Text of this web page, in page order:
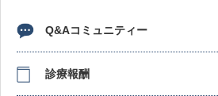
Q&Aコミュニティー
診療報酬